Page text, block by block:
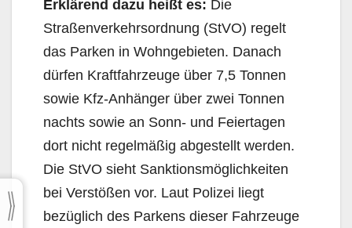
Erklärend dazu heißt es: Die
Straßenverkehrsordnung (StVO) regelt
das Parken in Wohngebieten. Danach
dürfen Kraftfahrzeuge über 7,5 Tonnen
sowie Kfz-Anhänger über zwei Tonnen
nachts so­wie an Sonn- und Feiertagen
dort nicht regelmäßig abgestellt werden.
Die StVO sieht Sanktions­möglichkeiten
bei Verstößen vor. Laut Polizei liegt
bezüglich des Parkens dieser Fahrzeuge